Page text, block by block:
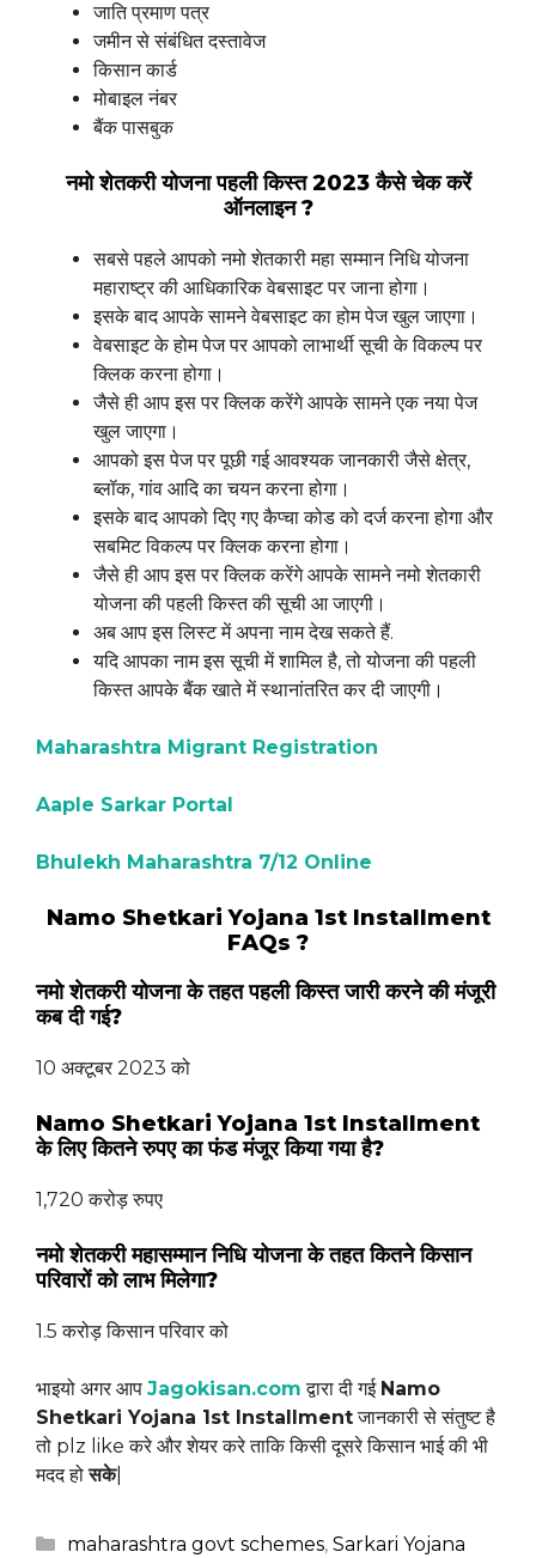
जाति प्रमाण पत्र
जमीन से संबंधित दस्तावेज
किसान कार्ड
मोबाइल नंबर
बैंक पासबुक
नमो शेतकरी योजना पहली किस्त 2023 कैसे चेक करें
ऑनलाइन ?
सबसे पहले आपको नमो शेतकारी महा सम्मान निधि योजना
महाराष्ट्र की आधिकारिक वेबसाइट पर जाना होगा।
इसके बाद आपके सामने वेबसाइट का होम पेज खुल जाएगा।
वेबसाइट के होम पेज पर आपको लाभार्थी सूची के विकल्प पर
क्लिक करना होगा।
जैसे ही आप इस पर क्लिक करेंगे आपके सामने एक नया पेज
खुल जाएगा।
आपको इस पेज पर पूछी गई आवश्यक जानकारी जैसे क्षेत्र,
ब्लॉक, गांव आदि का चयन करना होगा।
इसके बाद आपको दिए गए कैप्चा कोड को दर्ज करना होगा और
सबमिट विकल्प पर क्लिक करना होगा।
जैसे ही आप इस पर क्लिक करेंगे आपके सामने नमो शेतकारी
योजना की पहली किस्त की सूची आ जाएगी।
अब आप इस लिस्ट में अपना नाम देख सकते हैं.
यदि आपका नाम इस सूची में शामिल है, तो योजना की पहली
किस्त आपके बैंक खाते में स्थानांतरित कर दी जाएगी।
Maharashtra Migrant Registration
Aaple Sarkar Portal
Bhulekh Maharashtra 7/12 Online
Namo Shetkari Yojana 1st Installment
FAQs ?
नमो शेतकरी योजना के तहत पहली किस्त जारी करने की मंजूरी
कब दी गई?
10 अक्टूबर 2023 को
Namo Shetkari Yojana 1st Installment
के लिए कितने रुपए का फंड मंजूर किया गया है?
1,720 करोड़ रुपए
नमो शेतकरी महासम्मान निधि योजना के तहत कितने किसान
परिवारों को लाभ मिलेगा?
1.5 करोड़ किसान परिवार को
भाइयो अगर आप Jagokisan.com द्वारा दी गई Namo
Shetkari Yojana 1st Installmentजानकारी से संतुष्ट है
तो plz like करे और शेयर करे ताकि किसी दूसरे किसान भाई की भी
मदद होसके|
Categories
maharashtra govt schemes, Sarkari Yojana